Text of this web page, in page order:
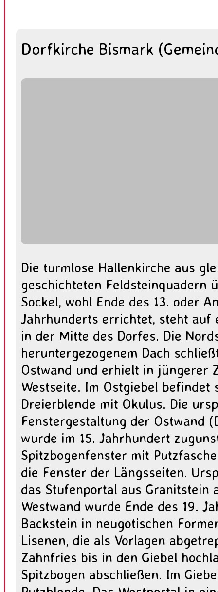
Dorfkirche Bismark
Die turmlose Hallenkirche aus
geschichteten Feldsteinquadern
Sockel, wohl Ende des 13. oder
Jahrhunderts errichtet, steht auf
in der Mitte des Dorfes. Die
heruntergezogenem Dach
Ostwand und erhielt in jüngerer
Westseite. Im Ostgiebel befindet
Dreierblende mit Okulus. Die
Fenstergestaltung der Ostwand
wurde im 15. Jahrhundert
Spitzbogenfenster mit
die Fenster der Längsseiten.
das Stufenportal aus Granitstein
Westwand wurde Ende des 19.
Backstein in neugotischen
Lisenen, die als Vorlagen
Zahnfries bis in den Giebel
Spitzbogen abschließen. Im